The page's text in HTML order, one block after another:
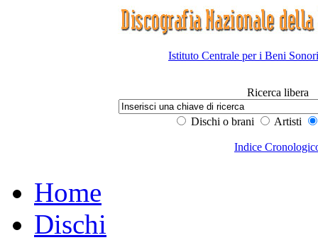
Istituto Centrale per i Beni
Ricerca libera
Dischi o brani Artisti
Indice
Home
Dischi